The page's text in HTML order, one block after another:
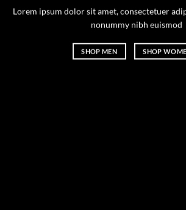
Lorem ipsum dolor sit amet, consectetuer
nonummy nibh euismod
SHOP MEN SHOP